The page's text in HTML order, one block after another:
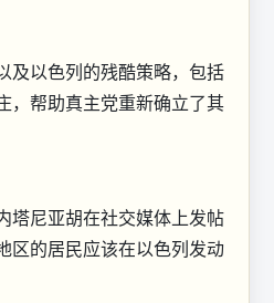
及以色列的残酷策略，包括
，帮助真主党重新确立了其
塔尼亚胡在社交媒体上发帖
区的居民应该在以色列发动